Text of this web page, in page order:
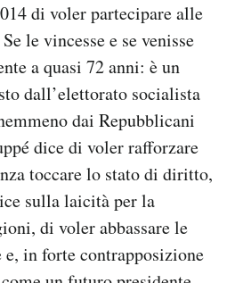
di voler partecipare alle
le vincesse e se venisse
a quasi 72 anni: è un
dall’elettorato socialista
dai Repubblicani
dice di voler rafforzare
toccare lo stato di diritto,
sulla laicità per la
di voler abbassare le
in forte contrapposizione